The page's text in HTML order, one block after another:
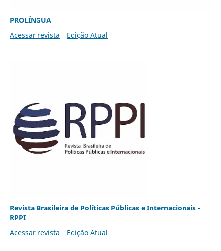
PROLÍNGUA
Acessar revista
Edição Atual
Revista Brasileira de Políticas Públicas e Internacionais -
RPPI
Acessar revista
Edição Atual